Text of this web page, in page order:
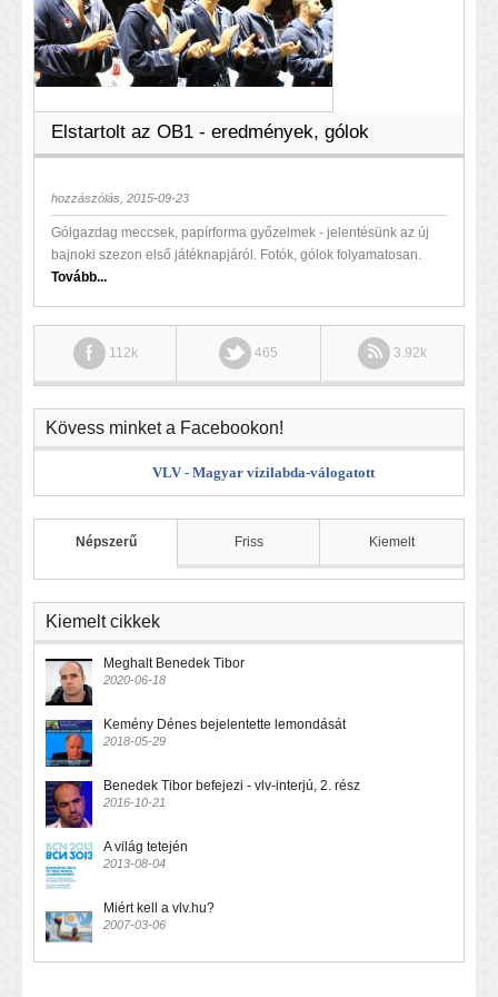
Elstartolt az OB1 - eredmények, gólok
hozzászólás, 2015-09-23
Gólgazdag meccsek, papírforma győzelmek - jelentésünk az új
bajnoki szezon első játéknapjáról. Fotók, gólok folyamatosan.
Tovább...
112k 465 3.92k
Kövess minket a Facebookon!
VLV - Magyar vízilabda-válogatott
Népszerű Friss Kiemelt
Kiemelt cikkek
Meghalt Benedek Tibor
2020-06-18
Kemény Dénes bejelentette lemondását
2018-05-29
Benedek Tibor befejezi - vlv-interjú, 2. rész
2016-10-21
A világ tetején
2013-08-04
Miért kell a vlv.hu?
2007-03-06